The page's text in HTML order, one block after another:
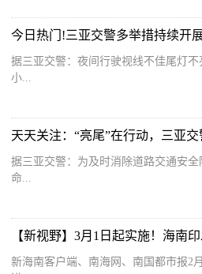
据三亚交警：夜间行驶视线不佳尾灯
小...
据三亚交警：为及时消除道路交通安
命...
新海南客户端、南海网、南国都市报2